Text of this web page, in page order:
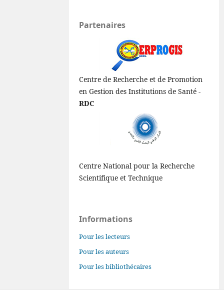
Partenaires
Centre de Recherche et de Promotion
en Gestion des Institutions de Santé -
RDC
Centre National pour la Recherche
Scientifique et Technique
Informations
Pour les lecteurs
Pour les auteurs
Pour les bibliothécaires